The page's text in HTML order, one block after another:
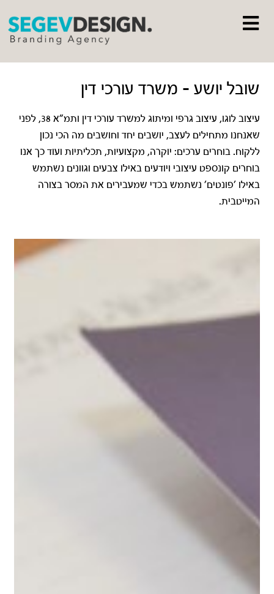
שובל יושע – משרד עורכי דין
עיצוב לוגו, עיצוב גרפי ומיתוג למשרד עורכי דין ותמ"א 38, לפני
שאנחנו מתחילים לעצב, יושבים יחד וחושבים מה הכי נכון
ללקוח. בוחרים ערכים: יוקרה, מקצועיות, תכליתיות ועוד כך אנו
בוחרים קונספט עיצובי ויודעים באילו צבעים וגוונים נשתמש
באילו 'פונטים' נשתמש בכדי שמעבירים את המסר בצורה
המייטבית.